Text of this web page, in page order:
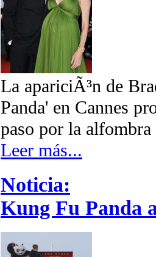
La apariciÃ³n de
Panda' en Cannes
paso por la
Leer más...
Noticia:
Kung Fu Panda